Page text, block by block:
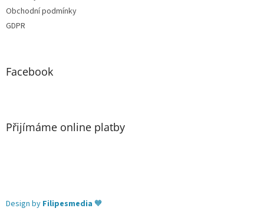
Obchodní podmínky
GDPR
Facebook
Přijímáme online platby
Design by Filipesmedia 🧡